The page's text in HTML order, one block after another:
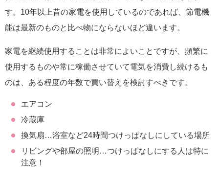
す。10年以上昔の家電を使用しているのであれば、節電機
能は最新のものと比べ物にならないほど違います。
家電を継続使用することは非常によいことですが、頻繁に
使用するものや常に稼働させていて電気を消費し続けるも
のは、ある程度の年数で買い替えを検討すべきです。
エアコン
冷蔵庫
換気扇…浴室など24時間つけっぱなしにしている場所
リビングや部屋の照明…つけっぱなしにする人は特に
注意！